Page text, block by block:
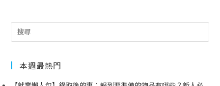
本週最熱門